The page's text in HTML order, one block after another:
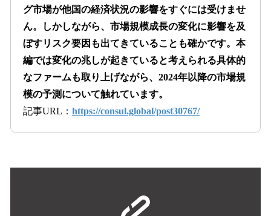
グ市場が他国の経済状況の影響をすぐには受けませ
ん。しかしながら、市場規模成長の変化に影響を及
ぼすリスク要因も出てきていることも確かです。本
編では変化の兆しが起きていると考えられる具体的
なファームも取り上げながら、2024年以降の市場規
模の予測について触れています。
記事URL： https://consul.global/post30767/